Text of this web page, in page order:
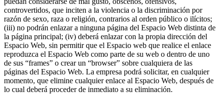
controvertidos, que inciten a la violencia o la discriminación por
razón de sexo, raza o religión, contrarios al orden público o ilícitos;
(iii) no podrán enlazar a ninguna página del Espacio Web distinta de
la página principal; (iv) deberá enlazar con la propia dirección del
Espacio Web, sin permitir que el Espacio web que realice el enlace
reproduzca el Espacio Web como parte de su web o dentro de uno
de sus “frames” o crear un “browser” sobre cualquiera de las
páginas del Espacio Web. La empresa podrá solicitar, en cualquier
momento, que elimine cualquier enlace al Espacio Web, después de
lo cual deberá proceder de inmediato a su eliminación.